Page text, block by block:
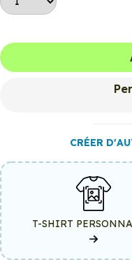
CRÉER
T-SHIRT